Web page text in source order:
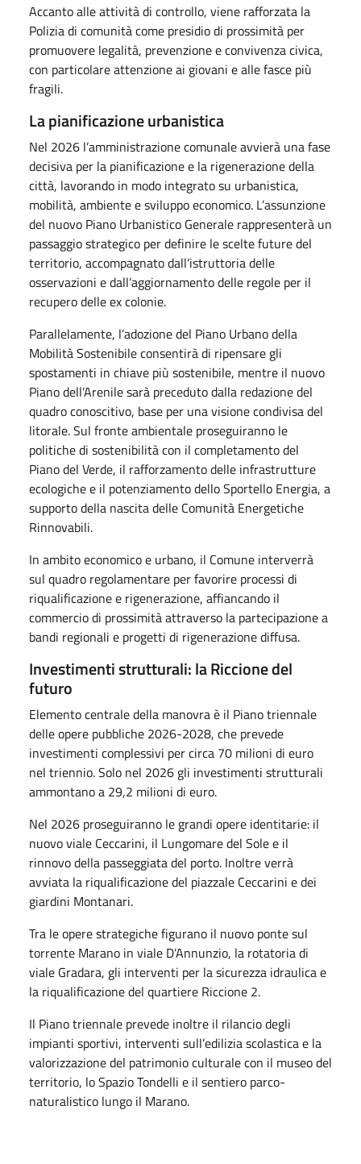
Accanto alle attività di controllo, viene rafforzata la
Polizia di comunità come presidio di prossimità per
promuovere legalità, prevenzione e convivenza civica,
con particolare attenzione ai giovani e alle fasce più
fragili.
La pianificazione urbanistica
Nel 2026 l’amministrazione comunale avvierà una fase
decisiva per la pianificazione e la rigenerazione della
città, lavorando in modo integrato su urbanistica,
mobilità, ambiente e sviluppo economico. L’assunzione
del nuovo Piano Urbanistico Generale rappresenterà un
passaggio strategico per definire le scelte future del
territorio, accompagnato dall’istruttoria delle
osservazioni e dall’aggiornamento delle regole per il
recupero delle ex colonie.
Parallelamente, l’adozione del Piano Urbano della
Mobilità Sostenibile consentirà di ripensare gli
spostamenti in chiave più sostenibile, mentre il nuovo
Piano dell’Arenile sarà preceduto dalla redazione del
quadro conoscitivo, base per una visione condivisa del
litorale. Sul fronte ambientale proseguiranno le
politiche di sostenibilità con il completamento del
Piano del Verde, il rafforzamento delle infrastrutture
ecologiche e il potenziamento dello Sportello Energia, a
supporto della nascita delle Comunità Energetiche
Rinnovabili.
In ambito economico e urbano, il Comune interverrà
sul quadro regolamentare per favorire processi di
riqualificazione e rigenerazione, affiancando il
commercio di prossimità attraverso la partecipazione a
bandi regionali e progetti di rigenerazione diffusa.
Investimenti strutturali: la Riccione del
futuro
Elemento centrale della manovra è il Piano triennale
delle opere pubbliche 2026-2028, che prevede
investimenti complessivi per circa 70 milioni di euro
nel triennio. Solo nel 2026 gli investimenti strutturali
ammontano a 29,2 milioni di euro.
Nel 2026 proseguiranno le grandi opere identitarie: il
nuovo viale Ceccarini, il Lungomare del Sole e il
rinnovo della passeggiata del porto. Inoltre verrà
avviata la riqualificazione del piazzale Ceccarini e dei
giardini Montanari.
Tra le opere strategiche figurano il nuovo ponte sul
torrente Marano in viale D’Annunzio, la rotatoria di
viale Gradara, gli interventi per la sicurezza idraulica e
la riqualificazione del quartiere Riccione 2.
Il Piano triennale prevede inoltre il rilancio degli
impianti sportivi, interventi sull’edilizia scolastica e la
valorizzazione del patrimonio culturale con il museo del
territorio, lo Spazio Tondelli e il sentiero parco-
naturalistico lungo il Marano.